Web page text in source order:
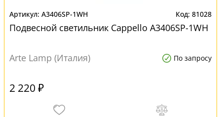
A3406SP-1WH 81028
Подвесной светильник Cappello A3406SP-1WH
Arte Lamp (Италия) По запросу
2 220 ₽